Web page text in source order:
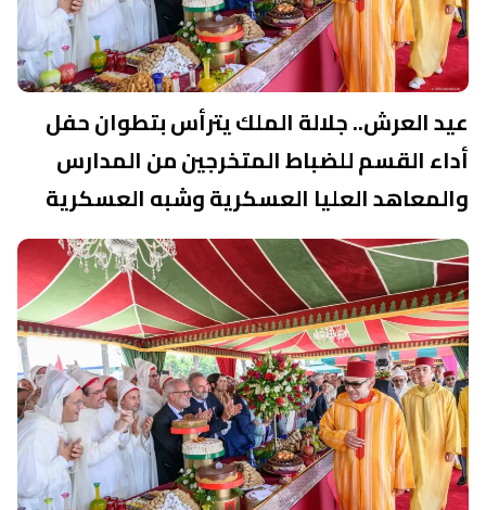
عيد العرش.. جلالة الملك يترأس بتطوان حفل
أداء القسم للضباط المتخرجين من المدارس
والمعاهد العليا العسكرية وشبه العسكرية